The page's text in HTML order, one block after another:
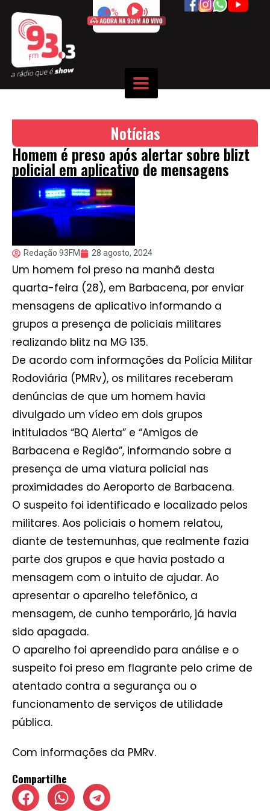
50%
Notícias
Homem é preso após alertar sobre blizt
policial em aplicativo de mensagens
Redação 93FM 28 agosto, 2024
Um homem foi preso na manhã desta
quarta-feira (28), em Barbacena, por enviar
mensagens de aplicativo informando a
grupos a presença de policiais militares
realizando blitz na MG 135.
De acordo com informações da Polícia Militar
Rodoviária (PMRv), os militares receberam
denúncias de que um homem havia
divulgado um vídeo em dois grupos
intitulados “BQ Alerta” e “Amigos de
Barbacena e Região”, informando sobre a
presença de uma viatura policial nas
proximidades do Aeroporto de Barbacena.
O suspeito foi identificado e localizado pelos
militares. Aos policiais o homem relatou,
diante de testemunhas, que realmente fazia
parte dos grupos e que havia postado a
mensagem com o intuito de ajudar. Ao
apresentar o aparelho telefônico, a
mensagem, de cunho temporário, já havia
sido apagada.
O aparelho foi apreendido para análise e o
suspeito foi preso em flagrante pelo crime de
atentado contra a segurança ou o
funcionamento de serviços de utilidade
pública.
Com informações da PMRv.
Compartilhe